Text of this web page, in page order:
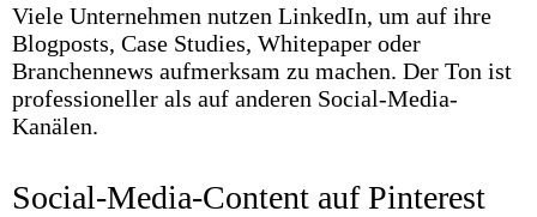
Viele Unternehmen nutzen LinkedIn, um auf ihre
Blogposts, Case Studies, Whitepaper oder
Branchennews aufmerksam zu machen. Der Ton ist
professioneller als auf anderen Social-Media-
Kanälen.
Social-Media-Content auf Pinterest